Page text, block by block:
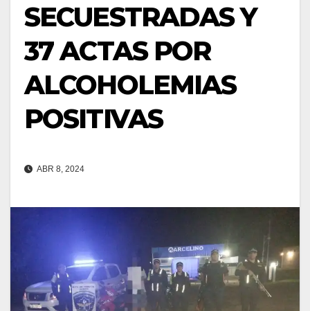
SECUESTRADAS Y
37 ACTAS POR
ALCOHOLEMIAS
POSITIVAS
ABR 8, 2024